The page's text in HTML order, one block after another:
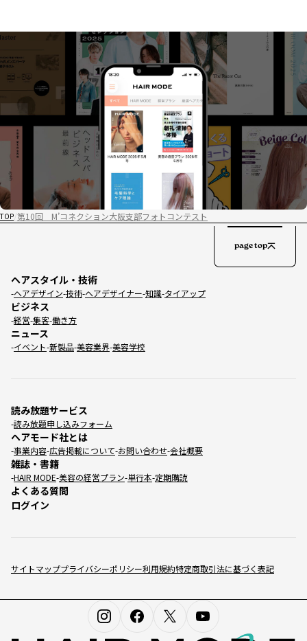
TOP 第10回 M’コネクション大阪支部フォトコンテスト
サイトマッププライバシーポリシー利用規約特定商取引法に基づく表記
ヘアスタイル・技術
ヘアデザイン 技術 ヘアデザイナー 知識 タイアップ
ビジネス
経営 集客 働き方
ニュース
イベント 新製品 美容業界 美容学校
読み放題サービス
読み放題申し込みフォーム
ヘアモード社とは
事業内容 広告掲載について お問い合わせ 会社概要
雑誌・書籍
HAIR MODE 美容の経営プラン 単行本 定期購読
よくある質問
ログイン
page top